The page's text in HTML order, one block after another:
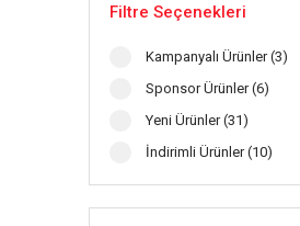
Filtre Seçenekleri
Kampanyalı Ürünler (3)
Sponsor Ürünler (6)
Yeni Ürünler (31)
İndirimli Ürünler (10)